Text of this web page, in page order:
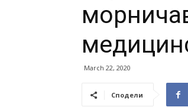
March 22, 2020
Сподели